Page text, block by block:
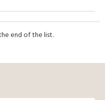
end of the list.